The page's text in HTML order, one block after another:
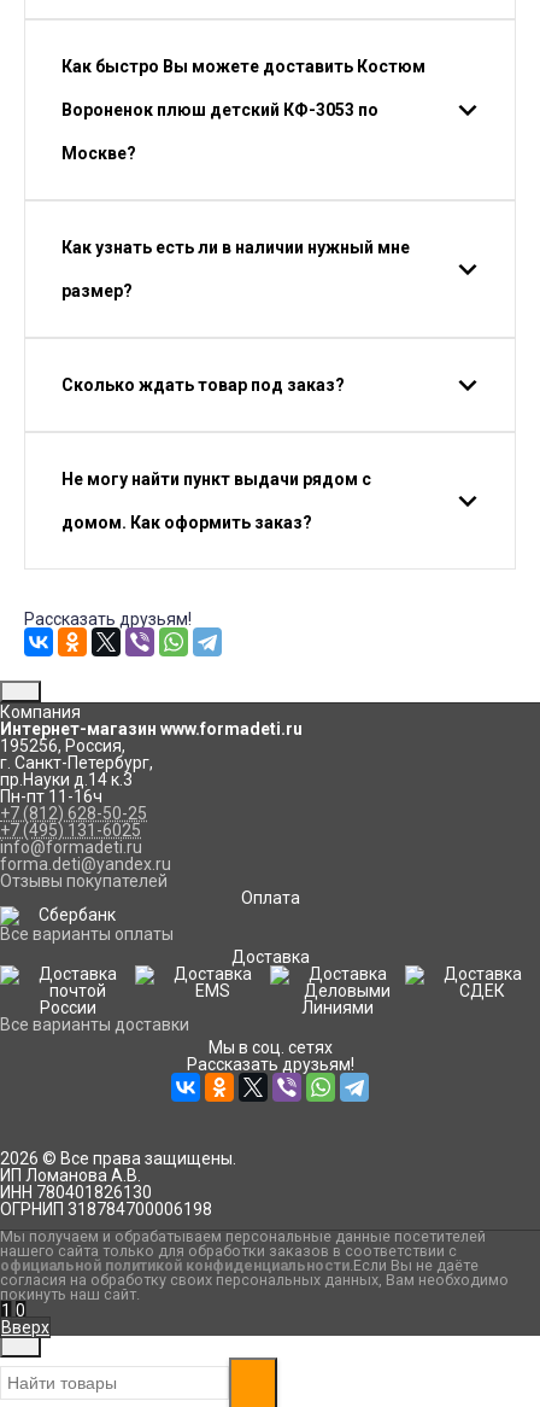
Как быстро Вы можете доставить Костюм
Вороненок плюш детский КФ-3053 по
Москве?
Как узнать есть ли в наличии нужный мне
размер?
Сколько ждать товар под заказ?
Не могу найти пункт выдачи рядом с
домом. Как оформить заказ?
Рассказать друзьям!
Компания
Интернет-магазин www.formadeti.ru
195256, Россия,
г. Санкт-Петербург,
пр.Науки д.14 к.3
Пн-пт 11-16ч
+7 (812) 628-50-25
+7 (495) 131-6025
info@formadeti.ru
forma.deti@yandex.ru
Отзывы покупателей
Оплата
Все варианты оплаты
Доставка
Все варианты доставки
Мы в соц. сетях
Рассказать друзьям!
2026 © Все права защищены.
ИП Ломанова А.В.
ИНН 780401826130
ОГРНИП 318784700006198
Мы получаем и обрабатываем персональные данные посетителей
нашего сайта только для обработки заказов в соответствии с
официальной политикой конфиденциальности.Если Вы не даёте
согласия на обработку своих персональных данных, Вам необходимо
покинуть наш сайт.
1 0
Вверх